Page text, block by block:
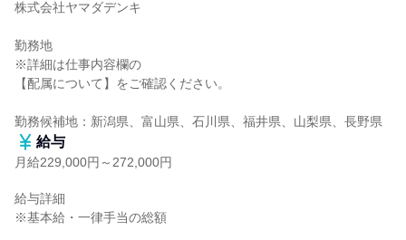
株式会社ヤマダデンキ
勤務地
※詳細は仕事内容欄の
【配属について】をご確認ください。
勤務候補地：新潟県、富山県、石川県、福井県、山梨県、長野県
給与
月給229,000円～272,000円
給与詳細
※基本給・一律手当の総額